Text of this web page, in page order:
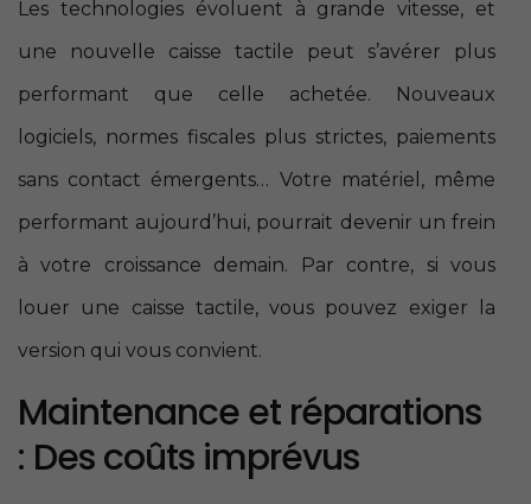
Les technologies évoluent à grande vitesse, et
une nouvelle caisse tactile peut s’avérer plus
performant que celle achetée. Nouveaux
logiciels, normes fiscales plus strictes, paiements
sans contact émergents… Votre matériel, même
performant aujourd’hui, pourrait devenir un frein
à votre croissance demain. Par contre, si vous
louer une caisse tactile, vous pouvez exiger la
version qui vous convient.
Maintenance et réparations
: Des coûts imprévus